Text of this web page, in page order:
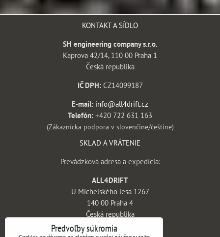
KONTAKT A SÍDLO
SH engineering company s.r.o.
Kaprova 42/14, 110 00 Praha 1
Česká republika
IČ DPH:CZ14099187
E-mail: info@all4drift.cz
Telefón: +420 722 631 163
(Zákaznícka podpora v slovenčine/češtine)
SKLAD A VRÁTENIE
Prevádzková adresa a expedícia:
ALL4DRIFT
U Michelského lesa 1267
140 00 Praha 4
Česká republika
INFORMÁCIE
Predvoľby súkromia